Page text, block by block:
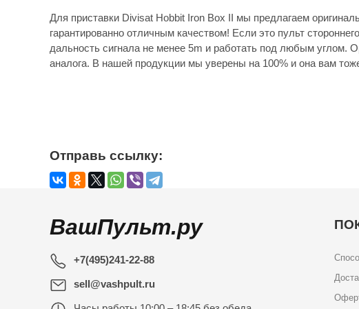
Для приставки Divisat Hobbit Iron Box II мы предлагаем
гарантированно отличным качеством! Если это пульт
дальность сигнала не менее 5m и работать под любым углом.
аналога. В нашей продукции мы уверены на 100% и она вам
Отправь ссылку:
ВашПульт.ру
+7(495)241-22-88
sell@vashpult.ru